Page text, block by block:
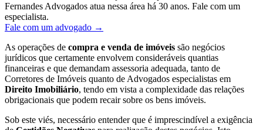
Fernandes Advogados atua nessa área há 30 anos. Fale com um
especialista.
Fale com um advogado →
As operações de compra e venda de imóveis são negócios
jurídicos que certamente envolvem consideráveis quantias
financeiras e que demandam assessoria adequada, tanto de
Corretores de Imóveis quanto de Advogados especialistas em
Direito Imobiliário, tendo em vista a complexidade das relações
obrigacionais que podem recair sobre os bens imóveis.
Sob este viés, necessário entender que é imprescindível a exigência